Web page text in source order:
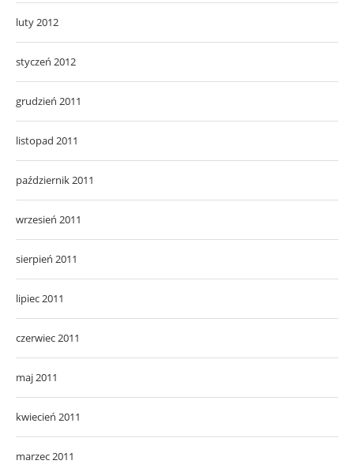
luty 2012
styczeń 2012
grudzień 2011
listopad 2011
październik 2011
wrzesień 2011
sierpień 2011
lipiec 2011
czerwiec 2011
maj 2011
kwiecień 2011
marzec 2011